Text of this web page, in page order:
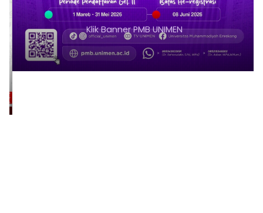
Klik Banner PMB UNIMEN